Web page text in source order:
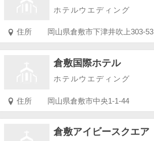
ホテルウエディング
住所 岡山県倉敷市下津井吹上303-53
倉敷国際ホテル
ホテルウエディング
住所 岡山県倉敷市中央1-1-44
倉敷アイビースクエア